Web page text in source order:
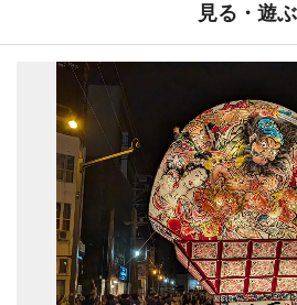
見る・遊ぶ